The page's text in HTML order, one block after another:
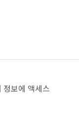
정보에 액세스